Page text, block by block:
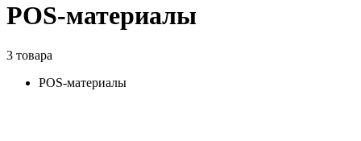
POS-материалы
3 товара
POS-материалы